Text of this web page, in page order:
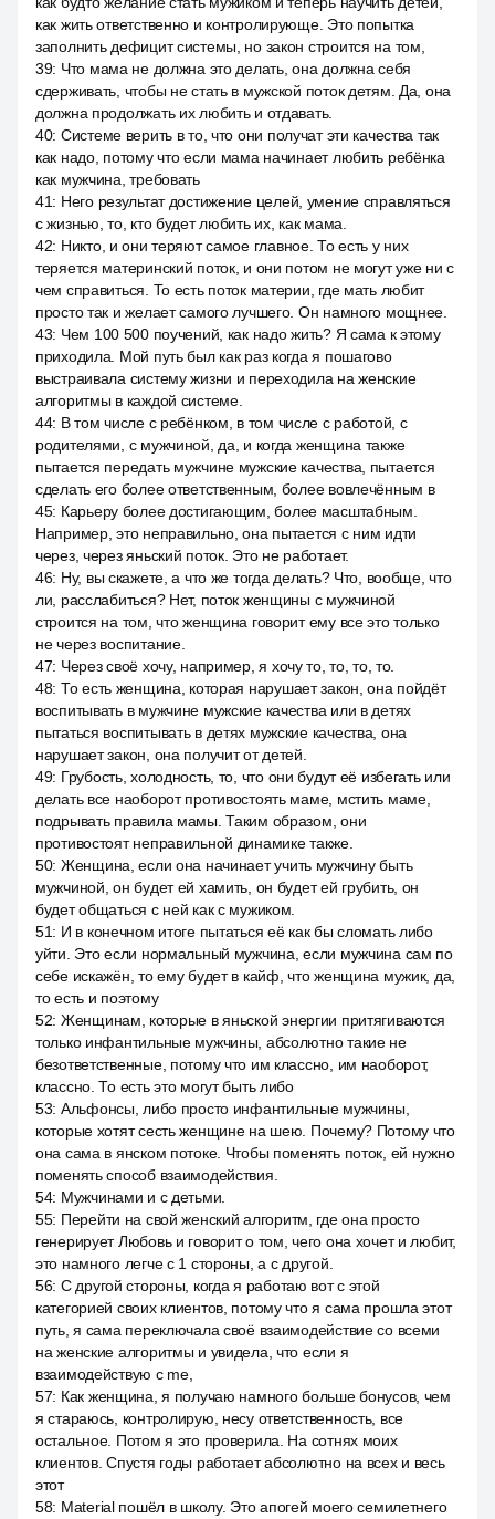
как жить ответственно и контролирующе. Это попытка
заполнить дефицит системы, но закон строится на том,
39: Что мама не должна это делать, она должна себя
сдерживать, чтобы не стать в мужской поток детям. Да, она
должна продолжать их любить и отдавать.
40: Системе верить в то, что они получат эти качества так
как надо, потому что если мама начинает любить ребёнка
как мужчина, требовать
41: Него результат достижение целей, умение справляться
с жизнью, то, кто будет любить их, как мама.
42: Никто, и они теряют самое главное. То есть у них
теряется материнский поток, и они потом не могут уже ни с
чем справиться. То есть поток материи, где мать любит
просто так и желает самого лучшего. Он намного мощнее.
43: Чем 100 500 поучений, как надо жить? Я сама к этому
приходила. Мой путь был как раз когда я пошагово
выстраивала систему жизни и переходила на женские
алгоритмы в каждой системе.
44: В том числе с ребёнком, в том числе с работой, с
родителями, с мужчиной, да, и когда женщина также
пытается передать мужчине мужские качества, пытается
сделать его более ответственным, более вовлечённым в
45: Карьеру более достигающим, более масштабным.
Например, это неправильно, она пытается с ним идти
через, через яньский поток. Это не работает.
46: Ну, вы скажете, а что же тогда делать? Что, вообще, что
ли, расслабиться? Нет, поток женщины с мужчиной
строится на том, что женщина говорит ему все это только
не через воспитание.
47: Через своё хочу, например, я хочу то, то, то, то.
48: То есть женщина, которая нарушает закон, она пойдёт
воспитывать в мужчине мужские качества или в детях
пытаться воспитывать в детях мужские качества, она
нарушает закон, она получит от детей.
49: Грубость, холодность, то, что они будут её избегать или
делать все наоборот противостоять маме, мстить маме,
подрывать правила мамы. Таким образом, они
противостоят неправильной динамике также.
50: Женщина, если она начинает учить мужчину быть
мужчиной, он будет ей хамить, он будет ей грубить, он
будет общаться с ней как с мужиком.
51: И в конечном итоге пытаться её как бы сломать либо
уйти. Это если нормальный мужчина, если мужчина сам по
себе искажён, то ему будет в кайф, что женщина мужик, да,
то есть и поэтому
52: Женщинам, которые в яньской энергии притягиваются
только инфантильные мужчины, абсолютно такие не
безответственные, потому что им классно, им наоборот,
классно. То есть это могут быть либо
53: Альфонсы, либо просто инфантильные мужчины,
которые хотят сесть женщине на шею. Почему? Потому что
она сама в янском потоке. Чтобы поменять поток, ей нужно
поменять способ взаимодействия.
54: Мужчинами и с детьми.
55: Перейти на свой женский алгоритм, где она просто
генерирует Любовь и говорит о том, чего она хочет и любит,
это намного легче с 1 стороны, а с другой.
56: С другой стороны, когда я работаю вот с этой
категорией своих клиентов, потому что я сама прошла этот
путь, я сама переключала своё взаимодействие со всеми
на женские алгоритмы и увидела, что если я
взаимодействую с me,
57: Как женщина, я получаю намного больше бонусов, чем
я стараюсь, контролирую, несу ответственность, все
остальное. Потом я это проверила. На сотнях моих
клиентов. Спустя годы работает абсолютно на всех и весь
этот
58: Material пошёл в школу. Это апогей моего семилетнего